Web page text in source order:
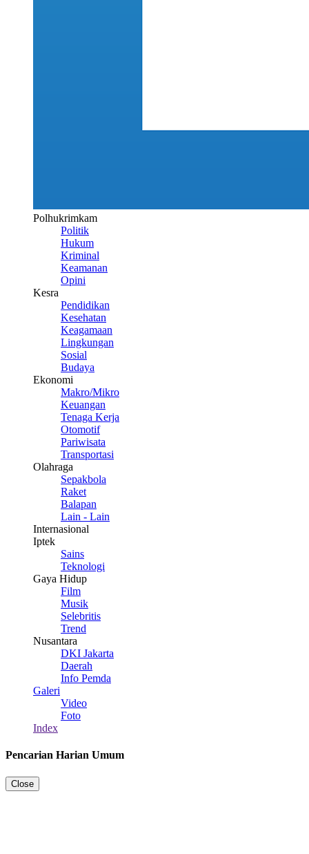
Polhukrimkam
Politik
Hukum
Kriminal
Keamanan
Opini
Kesra
Pendidikan
Kesehatan
Keagamaan
Lingkungan
Sosial
Budaya
Ekonomi
Makro/Mikro
Keuangan
Tenaga Kerja
Otomotif
Pariwisata
Transportasi
Olahraga
Sepakbola
Raket
Balapan
Lain - Lain
Internasional
Iptek
Sains
Teknologi
Gaya Hidup
Film
Musik
Selebritis
Trend
Nusantara
DKI Jakarta
Daerah
Info Pemda
Galeri
Video
Foto
Index
Pencarian Harian Umum
Close